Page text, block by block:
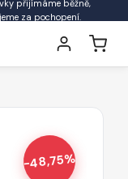
přijímáme běžně,
za pochopení.
-48,75%